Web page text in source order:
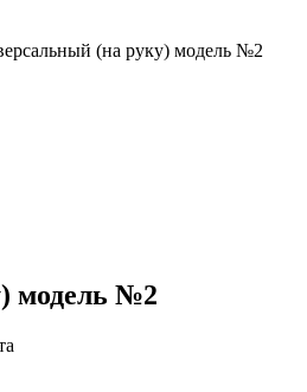
(на руку) модель №2
модель №2